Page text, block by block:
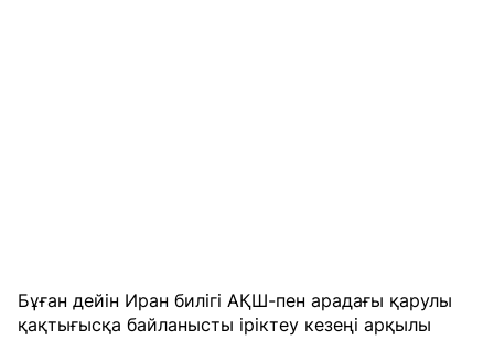
Бұған дейін Иран билігі АҚШ-пен арадағы қарулы
қақтығысқа байланысты іріктеу кезеңі арқылы